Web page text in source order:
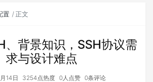
置 正文
、背景知识，SSH协议需
求与设计难点
14日 3254点热度 0人点赞 0条评论